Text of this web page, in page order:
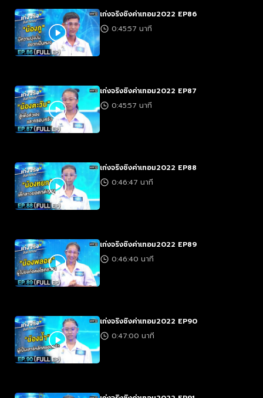
เก่งจริงชิงค่าเทอม2022 EP86
0:45:57 นาที
เก่งจริงชิงค่าเทอม2022 EP87
0:45:57 นาที
เก่งจริงชิงค่าเทอม2022 EP88
0:46:47 นาที
เก่งจริงชิงค่าเทอม2022 EP89
0:46:40 นาที
เก่งจริงชิงค่าเทอม2022 EP90
0:47:00 นาที